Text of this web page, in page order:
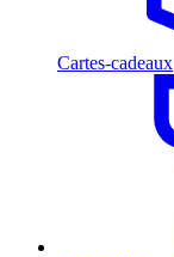
Cartes-cadeaux